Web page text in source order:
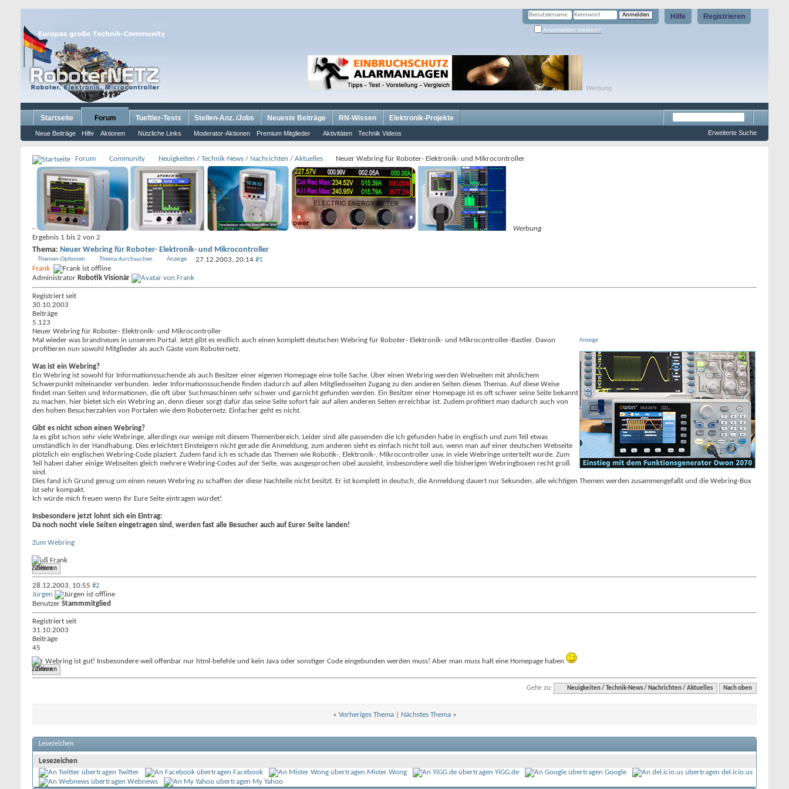
Registrieren
Hilfe
Angemeldet bleiben?
Werbung
Startseite Forum
Neue Beiträge Hilfe Aktionen Nützliche Links Moderator-Aktionen Premium Mitglieder Aktivitäten Technik Videos
Tueftler-Tests Stellen-Anz. /Jobs Neueste Beiträge RN-Wissen Elektronik-Projekte
Erweiterte Suche
Forum Community Neuigkeiten / Technik-News / Nachrichten / Aktuelles Neuer Webring für Roboter- Elektronik- und Mikrocontroller
-
Werbung
Ergebnis 1 bis 2 von 2
Thema: Neuer Webring für Roboter- Elektronik- und Mikrocontroller
Themen-Optionen Thema durchsuchen Anzeige 27.12.2003, 20:14 #1
Frank
Administrator Robotik Visionär
Registriert seit
30.10.2003
Beiträge
5.123
Neuer Webring für Roboter- Elektronik- und Mikrocontroller
Anzeige
Mal wieder was brandneues in unserem Portal. Jetzt gibt es endlich auch einen komplett deutschen Webring für Roboter- Elektronik- und Mikrocontroller-Bastler. Davon
profitieren nun sowohl Mitglieder als auch Gäste vom Roboternetz.
Was ist ein Webring?
Ein Webring ist sowohl für Informationssuchende als auch Besitzer einer eigenen Homepage eine tolle Sache. Über einen Webring werden Webseiten mit ähnlichem
Schwerpunkt miteinander verbunden. Jeder Informationssuchende finden dadurch auf allen Mitgliedsseiten Zugang zu den anderen Seiten dieses Themas. Auf diese Weise
findet man Seiten und Informationen, die oft über Suchmaschinen sehr schwer und garnicht gefunden werden. Ein Besitzer einer Homepage ist es oft schwer seine Seite bekannt
zu machen, hier bietet sich ein Webring an, denn dieser sorgt dafür das seine Seite sofort fair auf allen anderen Seiten erreichbar ist. Zudem profitiert man dadurch auch von
den hohen Besucherzahlen von Portalen wie dem Roboternetz. Einfacher geht es nicht.
Gibt es nicht schon einen Webring?
Ja es gibt schon sehr viele Webringe, allerdings nur wenige mit diesem Themenbereich. Leider sind alle passenden die ich gefunden habe in englisch und zum Teil etwas
umständlich in der Handhabung. Dies erleichtert Einsteigern nicht gerade die Anmeldung, zum anderen sieht es einfach nicht toll aus, wenn man auf einer deutschen Webseite
plötzlich ein englischen Webring-Code plaziert. Zudem fand ich es schade das Themen wie Robotik-, Elektronik-, Mikrocontroller usw. in viele Webringe unterteilt wurde. Zum
Teil haben daher einige Webseiten gleich mehrere Webring-Codes auf der Seite, was ausgesprochen übel aussieht, insbesondere weil die bisherigen Webringboxen recht groß
sind.
Dies fand ich Grund genug um einen neuen Webring zu schaffen der diese Nachteile nicht besitzt. Er ist komplett in deutsch, die Anmeldung dauert nur Sekunden, alle wichtigen Themen werden zusammengefaßt und die Webring-Box
ist sehr kompakt.
Ich würde mich freuen wenn Ihr Eure Seite eintragen würdet!
Insbesondere jetzt lohnt sich ein Eintrag:
Da noch nocht viele Seiten eingetragen sind, werden fast alle Besucher auch auf Eurer Seite landen!
Zum Webring
Gruß Frank
Zitieren
28.12.2003, 10:55 #2
Jürgen
Benutzer Stammmitglied
Registriert seit
31.10.2003
Beiträge
45
Der Webring ist gut! Insbesondere weil offenbar nur html-befehle und kein Java oder sonstiger Code eingebunden werden muss! Aber man muss halt eine Homepage haben
Zitieren
Gehe zu: Neuigkeiten / Technik-News / Nachrichten / Aktuelles Nach oben
« Vorheriges Thema| Nächstes Thema »
Lesezeichen
Lesezeichen
Twitter
Facebook Mister Wong YiGG.de Google
del.icio.us
Webnews
My Yahoo